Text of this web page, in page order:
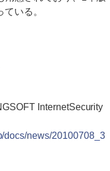
いる。
InternetSecurity
docs/news/20100708_3